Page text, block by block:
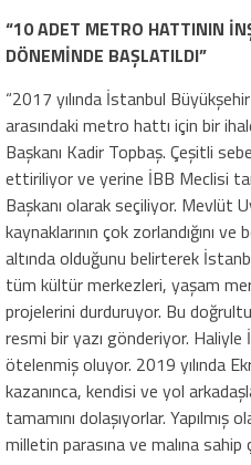
“10 ADET METRO HATTININ
DÖNEMİNDE BAŞLATILDI”
“2017 yılında İstanbul
arasındaki metro hattı için bir
Başkanı Kadir Topbaş. Çeşitli
ettiriliyor ve yerine İBB Meclisi
Başkanı olarak seçiliyor. Mevlüt
kaynaklarının çok zorlandığını
altında olduğunu belirterek
tüm kültür merkezleri, yaşam
projelerini durduruyor. Bu
resmi bir yazı gönderiyor. Haliyle
ötelenmiş oluyor. 2019 yılında
kazanınca, kendisi ve yol
tamamını dolaşıyorlar.
milletin parasına ve malına sahip